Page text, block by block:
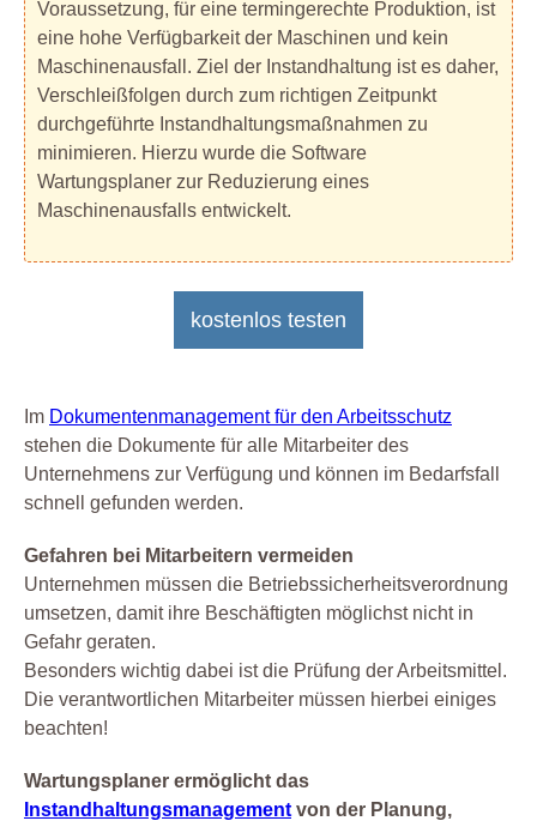
Voraussetzung, für eine termingerechte Produktion, ist
eine hohe Verfügbarkeit der Maschinen und kein
Maschinenausfall. Ziel der Instandhaltung ist es daher,
Verschleißfolgen durch zum richtigen Zeitpunkt
durchgeführte Instandhaltungsmaßnahmen zu
minimieren. Hierzu wurde die Software
Wartungsplaner zur Reduzierung eines
Maschinenausfalls entwickelt.
kostenlos testen
Im Dokumentenmanagement für den Arbeitsschutz
stehen die Dokumente für alle Mitarbeiter des
Unternehmens zur Verfügung und können im Bedarfsfall
schnell gefunden werden.
Gefahren bei Mitarbeitern vermeiden
Unternehmen müssen die Betriebssicherheitsverordnung
umsetzen, damit ihre Beschäftigten möglichst nicht in
Gefahr geraten.
Besonders wichtig dabei ist die Prüfung der Arbeitsmittel.
Die verantwortlichen Mitarbeiter müssen hierbei einiges
beachten!
Wartungsplaner ermöglicht das
Instandhaltungsmanagement von der Planung,